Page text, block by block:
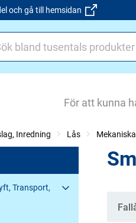
och gå till hemsidan
För att kunna
Inredning Lås
Transport,